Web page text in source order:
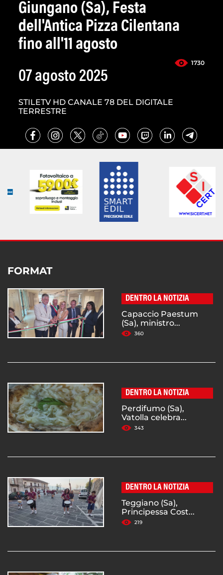
Giungano (Sa), Festa
dell'Antica Pizza Cilentana
fino all'11 agosto
1730
07 agosto 2025
STILETV HD CANALE 78 DEL DIGITALE
TERRESTRE
FORMAT
DENTRO LA NOTIZIA
Capaccio Paestum
(Sa), ministro...
360
DENTRO LA NOTIZIA
Perdifumo (Sa),
Vatolla celebra...
343
DENTRO LA NOTIZIA
Teggiano (Sa),
Principessa Cost...
219